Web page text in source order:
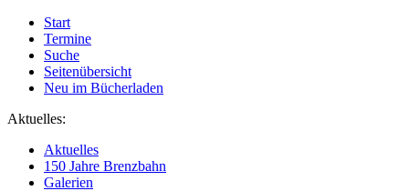
Start
Termine
Suche
Seitenübersicht
Neu im Bücherladen
Aktuelles:
Aktuelles
150 Jahre Brenzbahn
Galerien